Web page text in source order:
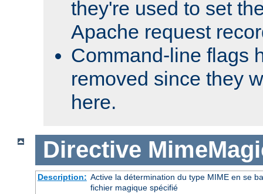
they're used to set
Apache request
Command-line flags
removed since they
here.
Directive
Description: Active la détermination du type MIME en se
fichier magique spécifié